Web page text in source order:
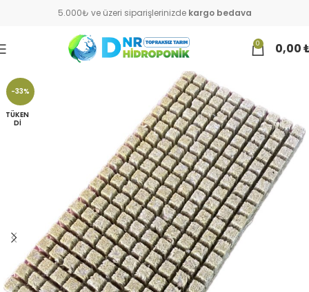
5.000₺ ve üzeri siparişlerinizde kargo bedava
0 0,00
-33%
TÜKEN
DI